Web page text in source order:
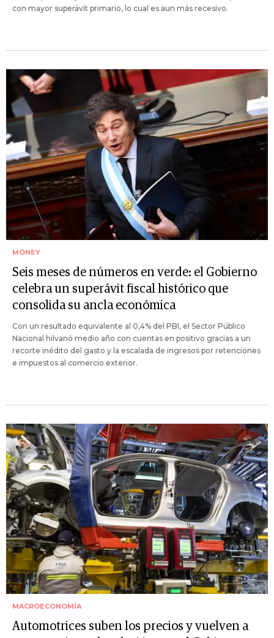
con mayor superávit primario, lo cual es aun más recesivo.
MONEY
Seis meses de números en verde: el Gobierno
celebra un superávit fiscal histórico que
consolida su ancla económica
Con un resultado equivalente al 0,4% del PBI, el Sector Público
Nacional hilvanó medio año con cuentas en positivo gracias a un
recorte inédito del gasto y la escalada de ingresos por retenciones
e impuestos al comercio exterior.
MACROECONOMÍA
Automotrices suben los precios y vuelven a